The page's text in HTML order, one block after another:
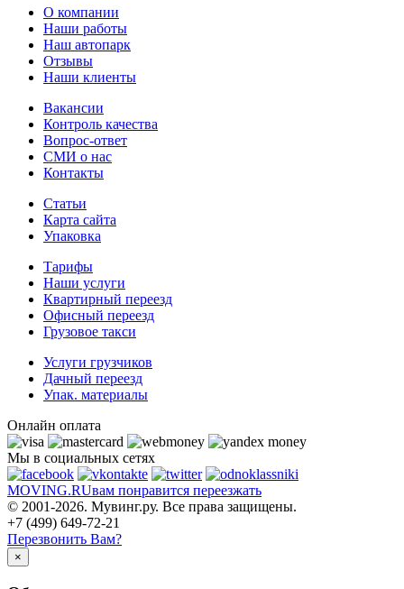
О компании
Наши работы
Наш автопарк
Отзывы
Наши клиенты
Вакансии
Контроль качества
Вопрос-ответ
СМИ о нас
Контакты
Статьи
Карта сайта
Упаковка
Тарифы
Наши услуги
Квартирный переезд
Офисный переезд
Грузовое такси
Услуги грузчиков
Дачный переезд
Упак. материалы
Онлайн оплата
Мы в социальных сетях
MOVING.RUвам понравится переезжать
© 2001-2026. Мувинг.ру. Все права защищены.
+7 (499) 649-72-21
Перезвонить Вам?
×